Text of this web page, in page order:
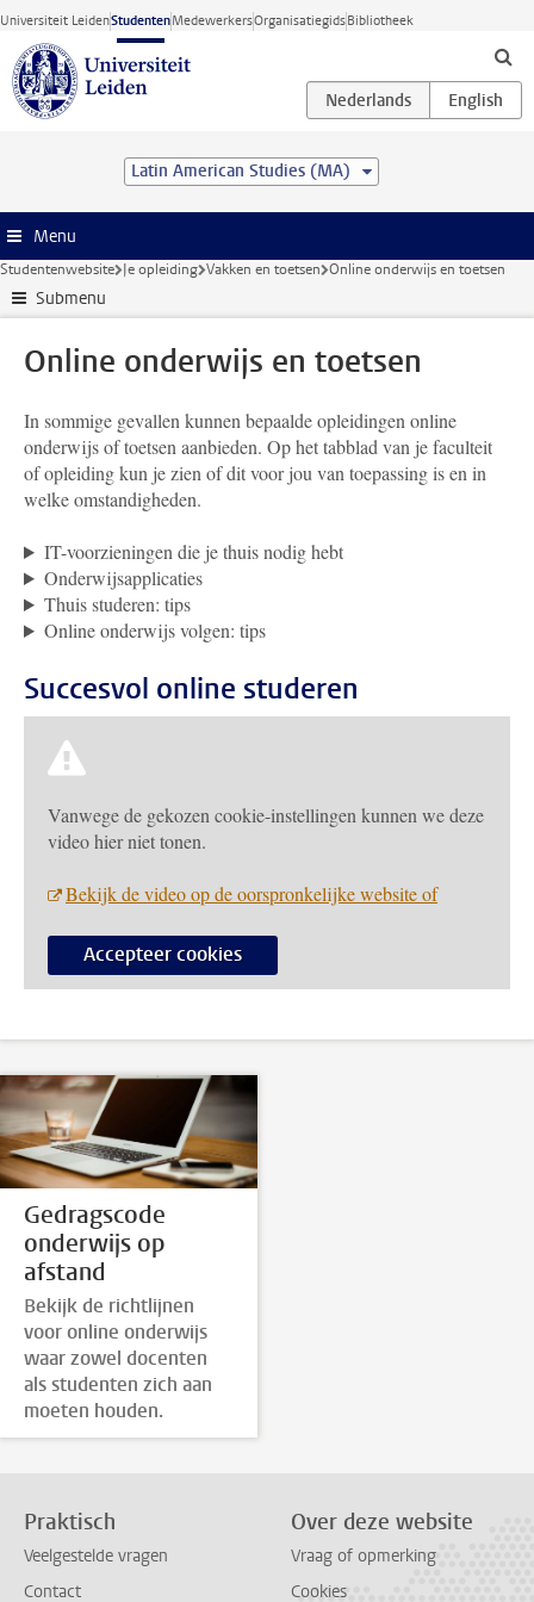
Ga direct naar de inhoud
Universiteit LeidenStudentenMedewerkersOrganisatiegidsBibliotheek
Latin American Studies (MA)
Menu
Studentenwebsite Je opleiding Vakken en toetsen Online onderwijs en toetsen
Submenu
Online onderwijs en toetsen
In sommige gevallen kunnen bepaalde opleidingen online
onderwijs of toetsen aanbieden. Op het tabblad van je faculteit
of opleiding kun je zien of dit voor jou van toepassing is en in
welke omstandigheden.
IT-voorzieningen die je thuis nodig hebt
Onderwijsapplicaties
Thuis studeren: tips
Online onderwijs volgen: tips
Succesvol online studeren
Vanwege de gekozen cookie-instellingen kunnen we deze
video hier niet tonen.
Bekijk de video op de oorspronkelijke website of
Accepteer cookies
Gedragscode
onderwijs op
afstand
Bekijk de richtlijnen
voor online onderwijs
waar zowel docenten
als studenten zich aan
moeten houden.
Praktisch
Veelgestelde vragen
Contact
Over deze website
Vraag of opmerking
Cookies